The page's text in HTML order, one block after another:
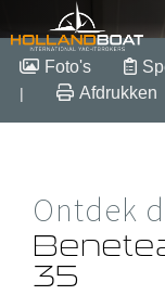
Verkocht
Foto's
| Afdrukken
Ontdek
35